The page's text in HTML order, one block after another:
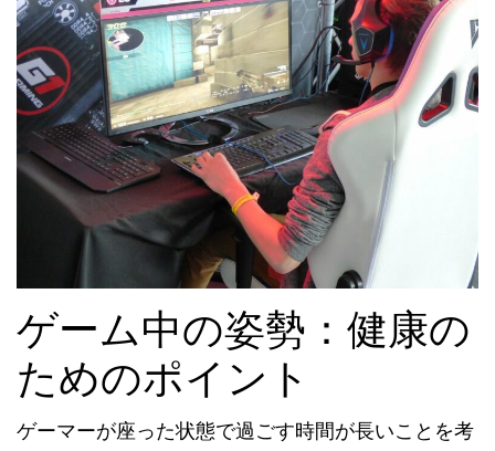
ゲーム中の姿勢：健康の
ためのポイント
ゲーマーが座った状態で過ごす時間が長いことを考